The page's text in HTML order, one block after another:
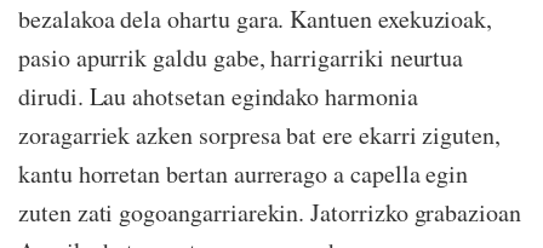
bezalakoa dela ohartu gara. Kantuen exekuzioak,
pasio apurrik galdu gabe, harrigarriki neurtua
dirudi. Lau ahotsetan egindako harmonia
zoragarriek azken sorpresa bat ere ekarri ziguten,
kantu horretan bertan aurrerago a capella egin
zuten zati gogoangarriarekin. Jatorrizko grabazioan